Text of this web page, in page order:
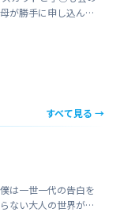
が勝手に申し込んだ
乗り気がしません。
すべて見る →
は一世一代の告白を
ない大人の世界が待